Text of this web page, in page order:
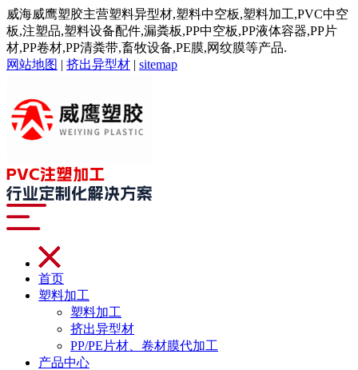
威海威鹰塑胶主营塑料异型材,塑料中空板,塑料加工,PVC中空
板,注塑品,塑料设备配件,漏粪板,PP中空板,PP液体容器,PP片
材,PP卷材,PP清粪带,畜牧设备,PE膜,网纹膜等产品.
网站地图 | 挤出异型材 | sitemap
首页
塑料加工
塑料加工
挤出异型材
PP/PE片材、卷材膜代加工
产品中心